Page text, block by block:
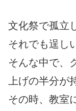
文化祭で孤立
それでも逞し
そんな中で、
上げの半分が
その時、教室